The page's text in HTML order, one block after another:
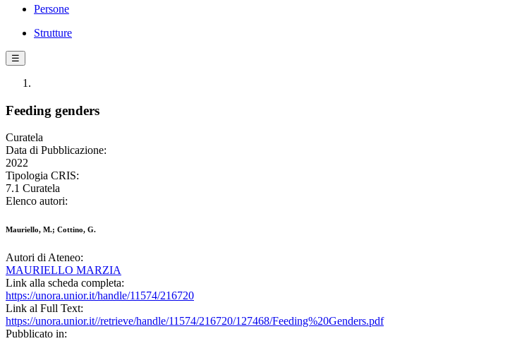
Persone
Strutture
☰
Feeding genders
Curatela
Data di Pubblicazione:
2022
Tipologia CRIS:
7.1 Curatela
Elenco autori:
Mauriello, M.; Cottino, G.
Autori di Ateneo:
MAURIELLO MARZIA
Link alla scheda completa:
https://unora.unior.it/handle/11574/216720
Link al Full Text:
https://unora.unior.it//retrieve/handle/11574/216720/127468/Feeding%20Genders.pdf
Pubblicato in: